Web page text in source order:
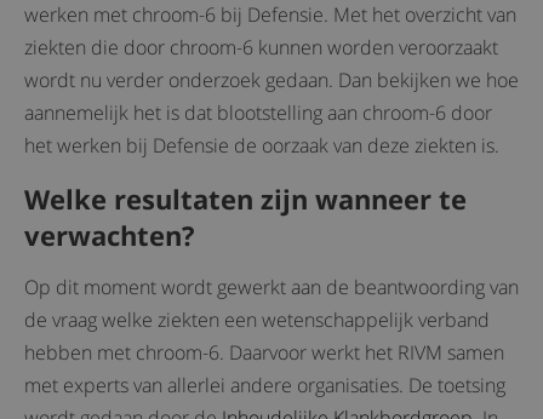
werken met chroom-6 bij Defensie. Met het overzicht van
ziekten die door chroom-6 kunnen worden veroorzaakt
wordt nu verder onderzoek gedaan. Dan bekijken we hoe
aannemelijk het is dat blootstelling aan chroom-6 door
het werken bij Defensie de oorzaak van deze ziekten is.
Welke resultaten zijn wanneer te
verwachten?
Op dit moment wordt gewerkt aan de beantwoording van
de vraag welke ziekten een wetenschappelijk verband
hebben met chroom-6. Daarvoor werkt het RIVM samen
met experts van allerlei andere organisaties. De toetsing